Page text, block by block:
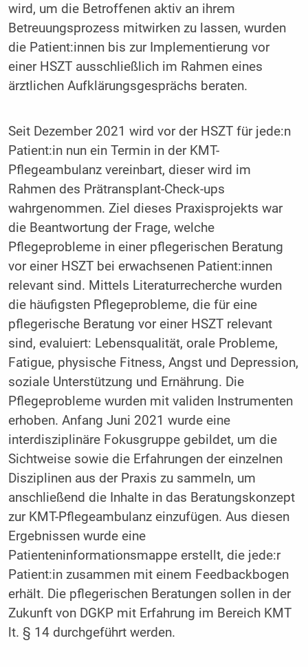
wird, um die Betroffenen aktiv an ihrem
Betreuungsprozess mitwirken zu lassen, wurden
die Patient:innen bis zur Implementierung vor
einer HSZT ausschließlich im Rahmen eines
ärztlichen Aufklärungsgesprächs beraten.
Seit Dezember 2021 wird vor der HSZT für jede:n
Patient:in nun ein Termin in der KMT-
Pflegeambulanz vereinbart, dieser wird im
Rahmen des Prätransplant-Check-ups
wahrgenommen. Ziel dieses Praxisprojekts war
die Beantwortung der Frage, welche
Pflegeprobleme in einer pflegerischen Beratung
vor einer HSZT bei erwachsenen Patient:innen
relevant sind. Mittels Literaturrecherche wurden
die häufigsten Pflegeprobleme, die für eine
pflegerische Beratung vor einer HSZT relevant
sind, evaluiert: Lebensqualität, orale Probleme,
Fatigue, physische Fitness, Angst und Depression,
soziale Unterstützung und Ernährung. Die
Pflegeprobleme wurden mit validen Instrumenten
erhoben. Anfang Juni 2021 wurde eine
interdisziplinäre Fokusgruppe gebildet, um die
Sichtweise sowie die Erfahrungen der einzelnen
Disziplinen aus der Praxis zu sammeln, um
anschließend die Inhalte in das Beratungskonzept
zur KMT-Pflegeambulanz einzufügen. Aus diesen
Ergebnissen wurde eine
Patienteninformationsmappe erstellt, die jede:r
Patient:in zusammen mit einem Feedbackbogen
erhält. Die pflegerischen Beratungen sollen in der
Zukunft von DGKP mit Erfahrung im Bereich KMT
lt. § 14 durchgeführt werden.